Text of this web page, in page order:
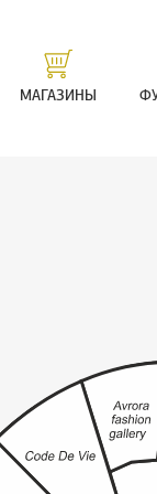
МАГАЗИНЫ